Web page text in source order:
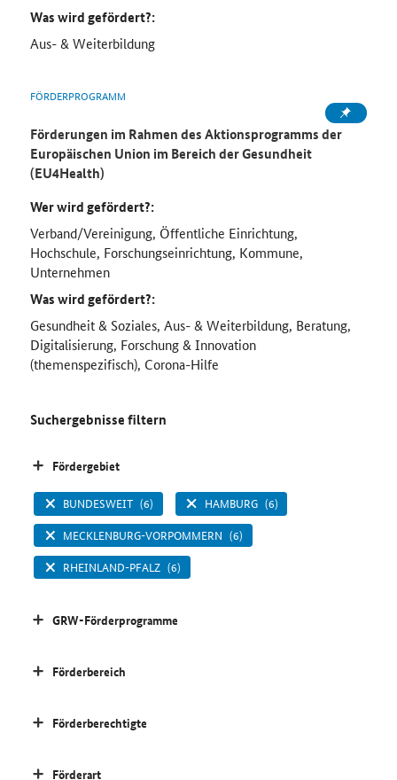
Was wird gefördert?:
Aus- & Weiterbildung
FÖRDERPROGRAMM
Förderungen im Rahmen des Aktionsprogramms der
Europäischen Union im Bereich der Gesundheit
(EU4Health)
Wer wird gefördert?:
Verband/Vereinigung, Öffentliche Einrichtung,
Hochschule, Forschungseinrichtung, Kommune,
Unternehmen
Was wird gefördert?:
Gesundheit & Soziales, Aus- & Weiterbildung, Beratung,
Digitalisierung, Forschung & Innovation
(themenspezifisch), Corona-Hilfe
Suchergebnisse filtern
Fördergebiet
BUNDESWEIT (6) HAMBURG (6)
MECKLENBURG-VORPOMMERN (6)
RHEINLAND-PFALZ (6)
GRW-Förderprogramme
Förderbereich
Förderberechtigte
Förderart